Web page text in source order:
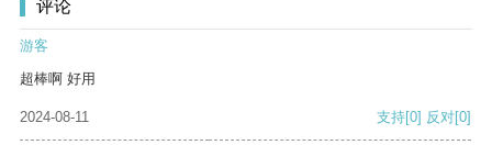
评论
游客
超棒啊 好用
2024-08-11 支持[0] 反对[0]